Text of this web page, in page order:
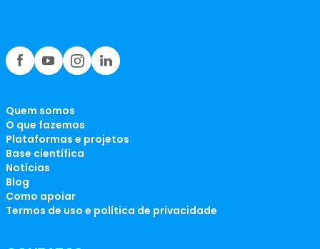
Quem somos
O que fazemos
Plataformas e projetos
Base científica
Notícias
Blog
Como apoiar
Termos de uso e política de privacidade